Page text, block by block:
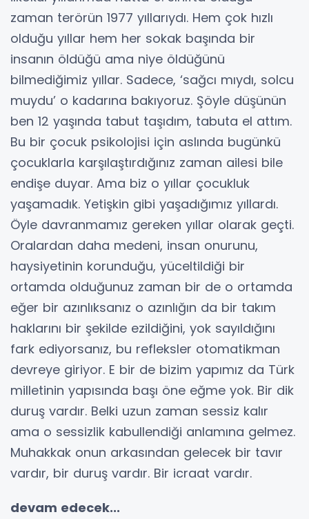
zaman terörün 1977 yıllarıydı. Hem çok hızlı
olduğu yıllar hem her sokak başında bir
insanın öldüğü ama niye öldüğünü
bilmediğimiz yıllar. Sadece, ‘sağcı mıydı, solcu
muydu’ o kadarına bakıyoruz. Şöyle düşünün
ben 12 yaşında tabut taşıdım, tabuta el attım.
Bu bir çocuk psikolojisi için aslında bugünkü
çocuklarla karşılaştırdığınız zaman ailesi bile
endişe duyar. Ama biz o yıllar çocukluk
yaşamadık. Yetişkin gibi yaşadığımız yıllardı.
Öyle davranmamız gereken yıllar olarak geçti.
Oralardan daha medeni, insan onurunu,
haysiyetinin korunduğu, yüceltildiği bir
ortamda olduğunuz zaman bir de o ortamda
eğer bir azınlıksanız o azınlığın da bir takım
haklarını bir şekilde ezildiğini, yok sayıldığını
fark ediyorsanız, bu refleksler otomatikman
devreye giriyor. E bir de bizim yapımız da Türk
milletinin yapısında başı öne eğme yok. Bir dik
duruş vardır. Belki uzun zaman sessiz kalır
ama o sessizlik kabullendiği anlamına gelmez.
Muhakkak onun arkasından gelecek bir tavır
vardır, bir duruş vardır. Bir icraat vardır.
devam edecek...